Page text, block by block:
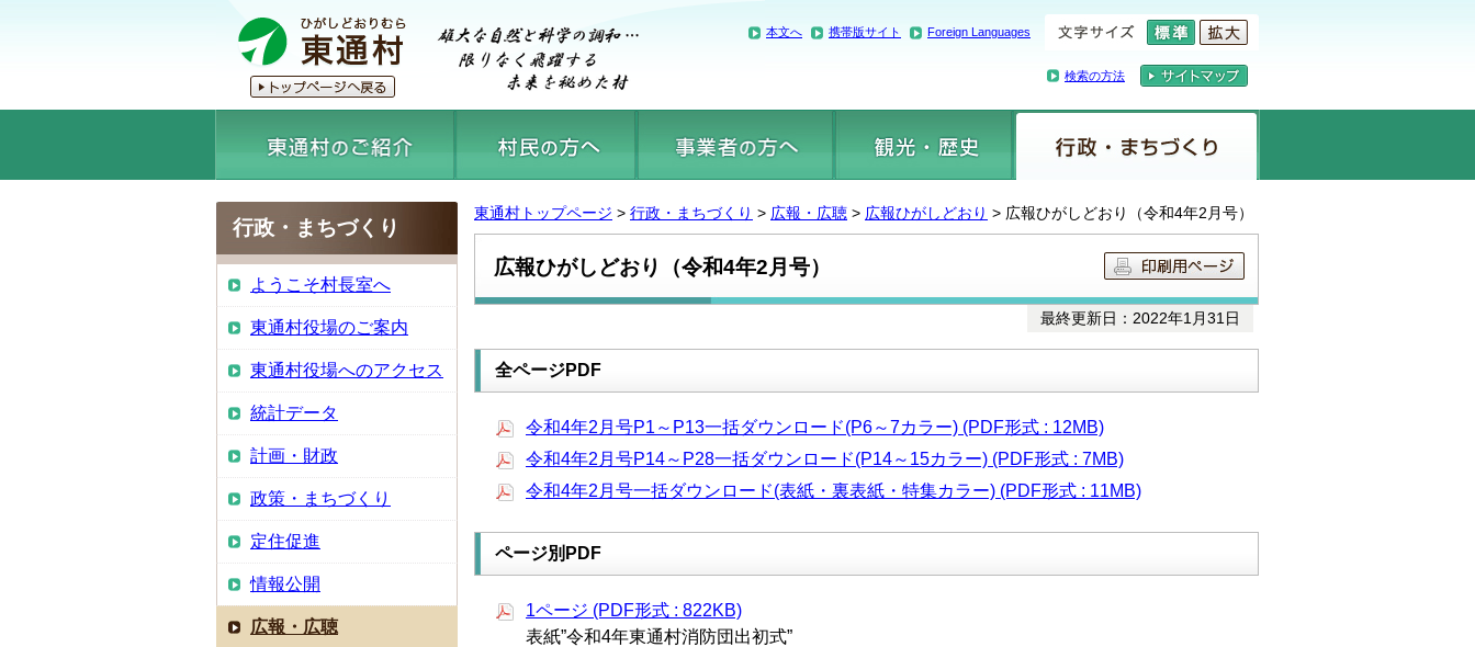
本文へ 携帯版サイト Foreign Languages
検索の方法
東通村トップページ > 行政・まちづくり > 広報・広聴 > 広報ひがしどおり > 広報ひがしどおり（令和4年2月号）
広報ひがしどおり（令和4年2月号）
最終更新日：2022年1月31日
全ページPDF
令和4年2月号P1～P13一括ダウンロード(P6～7カラー) (PDF形式 : 12MB)
令和4年2月号P14～P28一括ダウンロード(P14～15カラー) (PDF形式 : 7MB)
令和4年2月号一括ダウンロード(表紙・裏表紙・特集カラー) (PDF形式 : 11MB)
ページ別PDF
1ページ (PDF形式 : 822KB)
表紙”令和4年東通村消防団出初式”
行政・まちづくり
ようこそ村長室へ
東通村役場のご案内
東通村役場へのアクセス
統計データ
計画・財政
政策・まちづくり
定住促進
情報公開
広報・広聴